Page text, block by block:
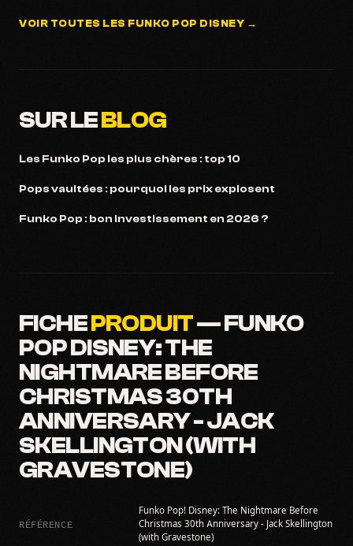
VOIR TOUTES LES FUNKO POP DISNEY →
SUR LEBLOG
Les Funko Pop les plus chères : top 10
Pops vaultées : pourquoi les prix explosent
Funko Pop : bon investissement en 2026 ?
FICHEPRODUIT— FUNKO
POP DISNEY: THE
NIGHTMARE BEFORE
CHRISTMAS 30TH
ANNIVERSARY - JACK
SKELLINGTON (WITH
GRAVESTONE)
RÉFÉRENCE
Funko Pop! Disney: The Nightmare Before
Christmas 30th Anniversary - Jack Skellington
(with Gravestone)